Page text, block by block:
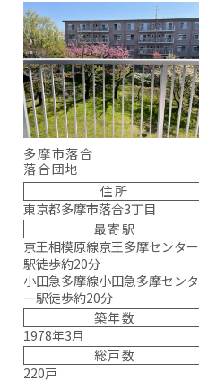
多摩市落合
落合団地
住所
東京都多摩市落合3丁目
最寄駅
京王相模原線京王多摩センター
駅徒歩約20分
小田急多摩線小田急多摩センタ
ー駅徒歩約20分
築年数
1978年3月
総戸数
220戸